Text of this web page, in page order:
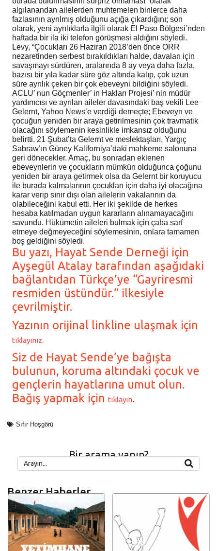
algılanandan ailelerden muhtemelen binlerce daha
fazlasının ayrılmış olduğunu açığa çıkardığını; son
olarak, yeni ayrılıklarla ilgili olarak El Paso Bölgesi’nden
haftada bir ila iki telefon görüşmesi aldığını söyledi.
Levy, “Çocukları 26 Haziran 2018’den önce ORR
nezaretinden serbest bırakıldıkları halde, davaları için
savaşmayı sürdüren, aralarında 8 ay veya daha fazla,
bazısı bir yıla kadar süre göz altında kalıp, çok uzun
süre ayrılık çeken bir çok ebeveyni bildiğini söyledi.
ACLU’ nun Göçmenler’ in Hakları Projesi’ nin müdür
yardımcısı ve ayrılan aileler davasındaki baş vekili Lee
Gelernt, Yahoo News’e verdiği demeçte; Ebeveyn ve
çocuğun yeniden bir araya getirilmesinin çok travmatik
olacağını söylemenin kesinlikle imkansız olduğunu
belirtti. 21 Şubat’ta Gelernt ve meslektaşları, Yargıç
Sabraw’ın Güney Kaliforniya’daki mahkeme salonuna
geri dönecekler. Amaç, bu sonradan eklenen
ebeveynlerin ve çocukların mümkün olduğunca çoğunu
yeniden bir araya getirmek olsa da Gelernt bir koruyucu
ile burada kalmalarının çocukları için daha iyi olacağına
karar verip sınır dışı olan ailelerin vakalarının da
olabileceğini kabul etti. Her iki şekilde de herkes
hesaba katılmadan uygun kararların alınamayacağını
savundu. Hükümetin aileleri bulmak için çaba sarf
etmeye değmeyeceğini söylemesinin, onlara tamamen
boş geldiğini söyledi.
Bu yazı, Hayat Sende Derneği için
Ayşegül Atalay tarafından aşağıdaki
bağlantıdan Türkçe’ye “Gayriresmi
resmiden üstündür.” ilkesiyle
çevrilmiştir.
Yazının orijinal linkline ulaşmak için
tıklayınız.
Siz de Hayat Sende’ye bağışta
bulunun, koruma altındaki çocuk ve
gençlerin hayatlarına umut olun.
Bağış yapmak için tıklayın.
Sıfır Hoşgörü
Bir arama yapın?
Benzer Haberler